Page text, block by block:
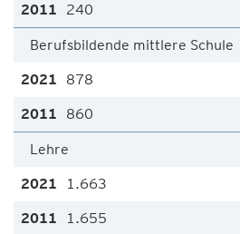
240
Berufsbildende mittlere Schule
878
860
Lehre
1.663
1.655